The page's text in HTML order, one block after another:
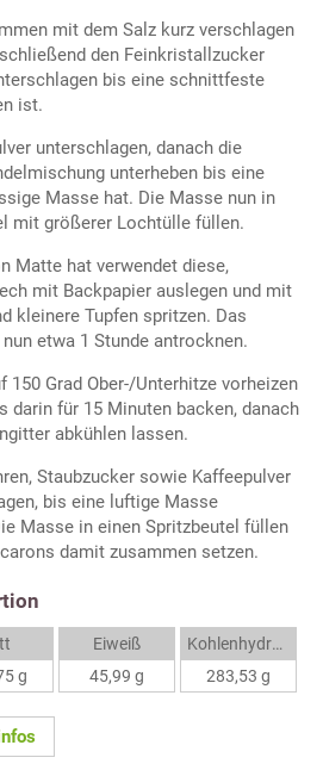
mit dem Salz kurz verschlagen
den Feinkristallzucker
bis eine schnittfeste
ist.
unterschlagen, danach die
unterheben bis eine
Masse hat. Die Masse nun in
mit größerer Lochtülle füllen.
Matte hat verwendet diese,
mit Backpapier auslegen und mit
kleinere Tupfen spritzen. Das
etwa 1 Stunde antrocknen.
150 Grad Ober-/Unterhitze vorheizen
darin für 15 Minuten backen, danach
abkühlen lassen.
Staubzucker sowie Kaffeepulver
bis eine luftige Masse
Masse in einen Spritzbeutel füllen
damit zusammen setzen.
g
Eiweiß
45,99 g
Kohlenhydrate
283,53 g